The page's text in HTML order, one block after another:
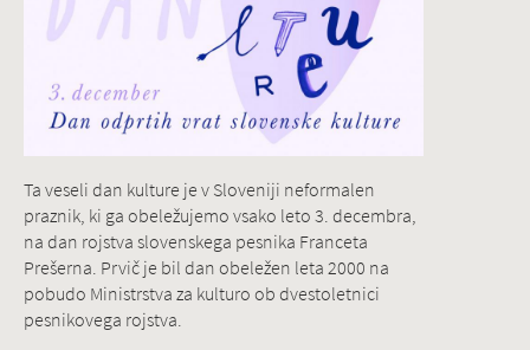
Ta veseli dan kulture je v Sloveniji neformalen
praznik, ki ga obeležujemo vsako leto 3. decembra,
na dan rojstva slovenskega pesnika Franceta
Prešerna. Prvič je bil dan obeležen leta 2000 na
pobudo Ministrstva za kulturo ob dvestoletnici
pesnikovega rojstva.